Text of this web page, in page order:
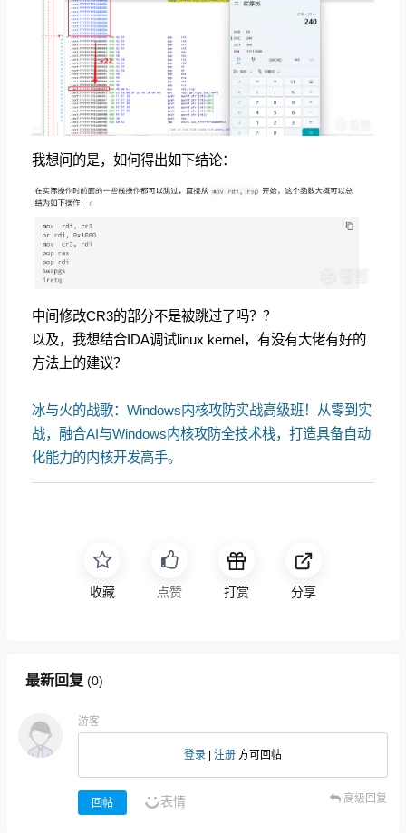
我想问的是，如何得出如下结论：
中间修改CR3的部分不是被跳过了吗？？
以及，我想结合IDA调试linux kernel，有没有大佬有好的
方法上的建议？
冰与火的战歌：Windows内核攻防实战高级班！从零到实
战，融合AI与Windows内核攻防全技术栈，打造具备自动
化能力的内核开发高手。
收藏 打赏 分享
最新回复 (0)
游客
登录 注册 方可回帖
回帖 表情 高级回复